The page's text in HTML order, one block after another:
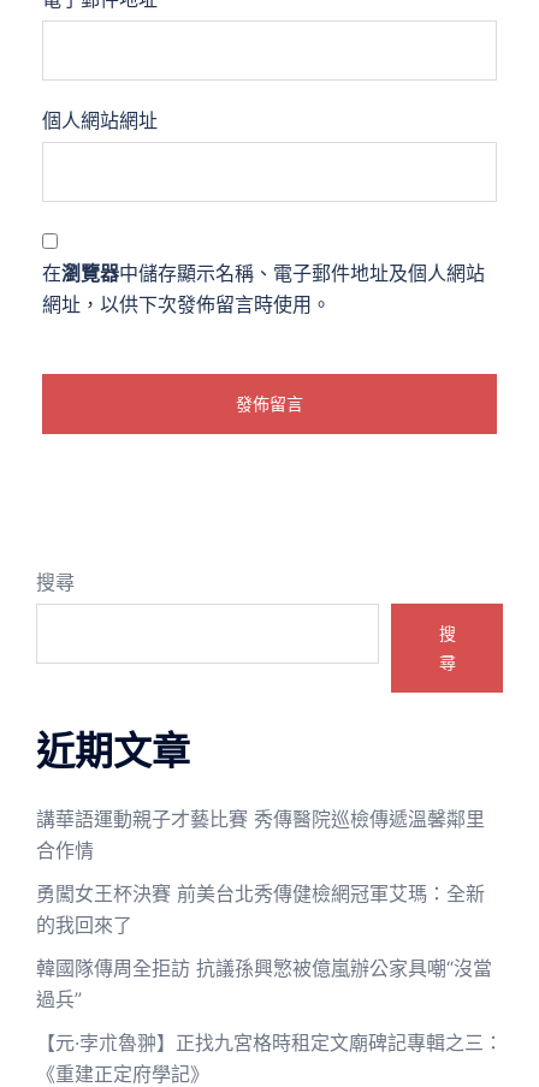
個人網站網址
在瀏覽器中儲存顯示名稱、電子郵件地址及個人網站
網址，以供下次發佈留言時使用。
搜尋
搜
尋
近期文章
講華語運動親子才藝比賽 秀傳醫院巡檢傳遞溫馨鄰里
合作情
勇闖女王杯決賽 前美台北秀傳健檢網冠軍艾瑪：全新
的我回來了
韓國隊傳周全拒訪 抗議孫興慜被億嵐辦公家具嘲“沒當
過兵”
【元·孛朮魯翀】正找九宮格時租定文廟碑記專輯之三：
《重建正定府學記》